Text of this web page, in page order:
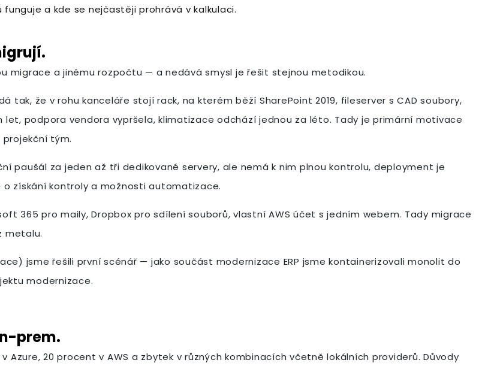
a kde se nejčastěji prohrává v kalkulaci.
migrace a jinému rozpočtu — a nedává smysl je řešit stejnou metodikou.
že v rohu kanceláře stojí rack, na kterém běží SharePoint 2019, fileserver s CAD soubory,
podpora vendora vypršela, klimatizace odchází jednou za léto. Tady je primární motivace
tým.
paušál za jeden až tři dedikované servery, ale nemá k nim plnou kontrolu, deployment je
získání kontroly a možnosti automatizace.
365 pro maily, Dropbox pro sdílení souborů, vlastní AWS účet s jedním webem. Tady migrace
metalu.
jsme řešili první scénář — jako součást modernizace ERP jsme kontainerizovali monolit do
modernizace.
prem.
20 procent v AWS a zbytek v různých kombinacích včetně lokálních providerů. Důvody